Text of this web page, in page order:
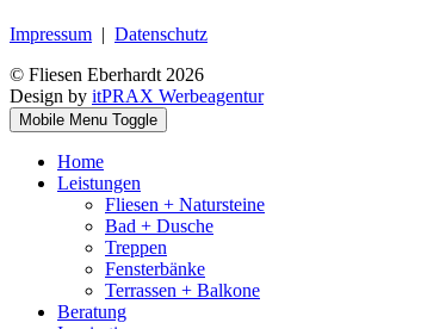
Impressum | Datenschutz
© Fliesen Eberhardt 2026
Design by itPRAX Werbeagentur
Mobile Menu Toggle
Home
Leistungen
Fliesen + Natursteine
Bad + Dusche
Treppen
Fensterbänke
Terrassen + Balkone
Beratung